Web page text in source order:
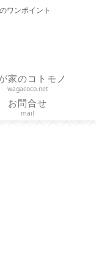
ワンポイント
家のコトモノ
wagacoco.net
お問合せ
mail